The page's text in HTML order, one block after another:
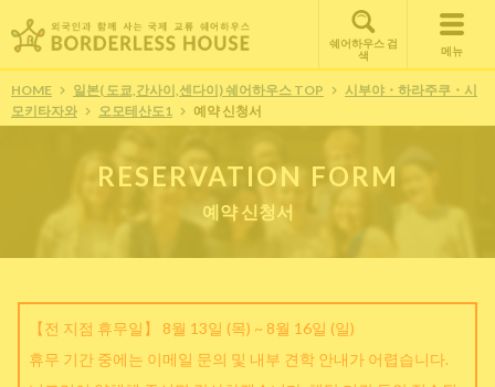
쉐어하우스 검
색
메뉴
HOME 일본( 도쿄,간사이,센다이) 쉐어하우스 TOP
시부야・하라주쿠・시
모키타자와
오모테산도1 예약 신청서
RESERVATION FORM
예약 신청서
【전 지점 휴무일】 8월 13일 (목) ~ 8월 16일 (일)
휴무 기간 중에는 이메일 문의 및 내부 견학 안내가 어렵습니다.